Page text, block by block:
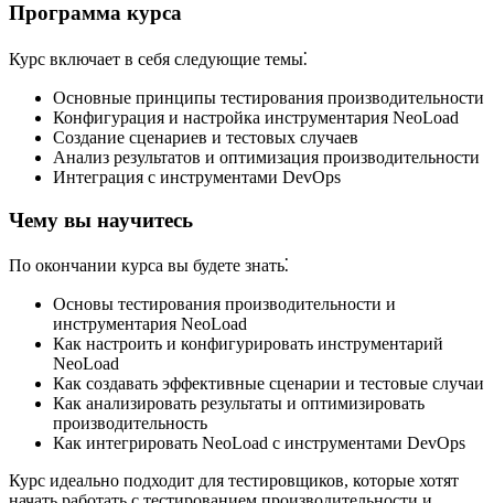
Программа курса
Курс включает в себя следующие темы⁚
Основные принципы тестирования производительности
Конфигурация и настройка инструментария NeoLoad
Создание сценариев и тестовых случаев
Анализ результатов и оптимизация производительности
Интеграция с инструментами DevOps
Чему вы научитесь
По окончании курса вы будете знать⁚
Основы тестирования производительности и
инструментария NeoLoad
Как настроить и конфигурировать инструментарий
NeoLoad
Как создавать эффективные сценарии и тестовые случаи
Как анализировать результаты и оптимизировать
производительность
Как интегрировать NeoLoad с инструментами DevOps
Курс идеально подходит для тестировщиков, которые хотят